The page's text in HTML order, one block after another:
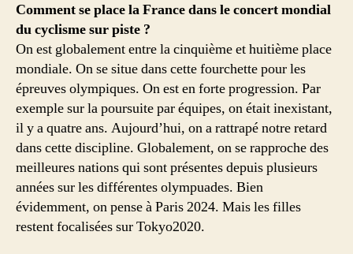
Comment se place la France dans le concert mondial
du cyclisme sur piste ?
On est globalement entre la cinquième et huitième place
mondiale. On se situe dans cette fourchette pour les
épreuves olympiques. On est en forte progression. Par
exemple sur la poursuite par équipes, on était inexistant,
il y a quatre ans. Aujourd’hui, on a rattrapé notre retard
dans cette discipline. Globalement, on se rapproche des
meilleures nations qui sont présentes depuis plusieurs
années sur les différentes olympuades. Bien
évidemment, on pense à Paris 2024. Mais les filles
restent focalisées sur Tokyo2020.